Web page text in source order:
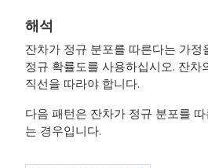
해석
잔차가 정규 분포를 따른다는 가정
정규 확률도를 사용하십시오. 잔차
직선을 따라야 합니다.
다음 패턴은 잔차가 정규 분포를
는 경우입니다.